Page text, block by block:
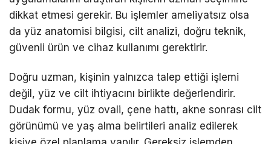
dikkat etmesi gerekir. Bu işlemler ameliyatsız olsa
da yüz anatomisi bilgisi, cilt analizi, doğru teknik,
güvenli ürün ve cihaz kullanımı gerektirir.
Doğru uzman, kişinin yalnızca talep ettiği işlemi
değil, yüz ve cilt ihtiyacını birlikte değerlendirir.
Dudak formu, yüz ovali, çene hattı, akne sonrası cilt
görünümü ve yaş alma belirtileri analiz edilerek